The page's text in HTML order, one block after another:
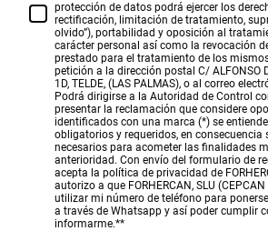
protección de datos podrá ejercer los
rectificación, limitación de tratamiento,
olvido”), portabilidad y oposición al
carácter personal así como la revocación
prestado para el tratamiento de los
petición a la dirección postal C/ ALFONSO
1D, TELDE, (LAS PALMAS), o al correo
Podrá dirigirse a la Autoridad de Control
presentar la reclamación que considere
identificados con una marca (*) se
obligatorios y requeridos, en consecuencia
necesarios para acometer las finalidades
anterioridad. Con envío del formulario de
acepta la política de privacidad de
autorizo a que FORHERCAN, SLU
utilizar mi número de teléfono para
a través de Whatsapp y así poder cumplir
informarme.**